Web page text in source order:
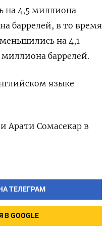
на 4,5 миллиона
баррелей, в то время
на 4,1
баррелей.
языке
Арати Сомасекар в
ТЕЛЕГРАМ
GOOGLE